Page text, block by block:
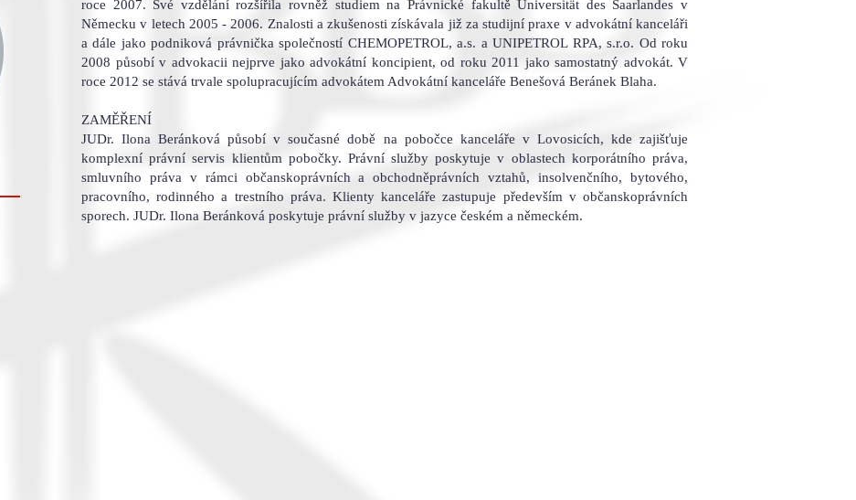
roce 2007. Své vzdělání rozšířila rovněž studiem na Právnické fakultě Universität des Saarlandes v
Německu v letech 2005 - 2006. Znalosti a zkušenosti získávala již za studijní praxe v advokátní kanceláři
a dále jako podniková právnička společností CHEMOPETROL, a.s. a UNIPETROL RPA, s.r.o. Od roku
2008 působí v advokacii nejprve jako advokátní koncipient, od roku 2011 jako samostatný advokát. V
roce 2012 se stává trvale spolupracujícím advokátem Advokátní kanceláře Benešová Beránek Blaha.
ZAMĚŘENÍ
JUDr. Ilona Beránková působí v současné době na pobočce kanceláře v Lovosicích, kde zajišťuje
komplexní právní servis klientům pobočky. Právní služby poskytuje v oblastech korporátního práva,
smluvního práva v rámci občanskoprávních a obchodněprávních vztahů, insolvenčního, bytového,
pracovního, rodinného a trestního práva. Klienty kanceláře zastupuje především v občanskoprávních
sporech. JUDr. Ilona Beránková poskytuje právní služby v jazyce českém a německém.